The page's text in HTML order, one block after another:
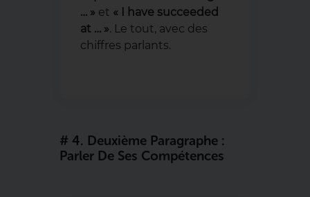
… » et « I have succeeded
at … ». Le tout, avec des
chiffres parlants.
# 4. Deuxième Paragraphe :
Parler De Ses Compétences